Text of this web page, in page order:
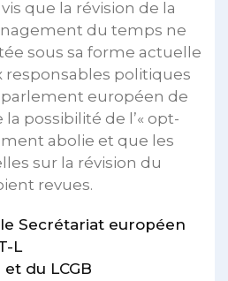
que la révision de la
du temps ne
sous sa forme actuelle
politiques
européen de
possibilité de l’« opt-
abolie et que les
sur la révision du
revues.
Secrétariat européen
L
et du LCGB